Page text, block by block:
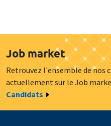
Job market
Retrouvez l'ensemble de nos
actuellement sur le Job
Candidats